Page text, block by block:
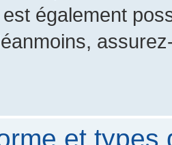
également
et types